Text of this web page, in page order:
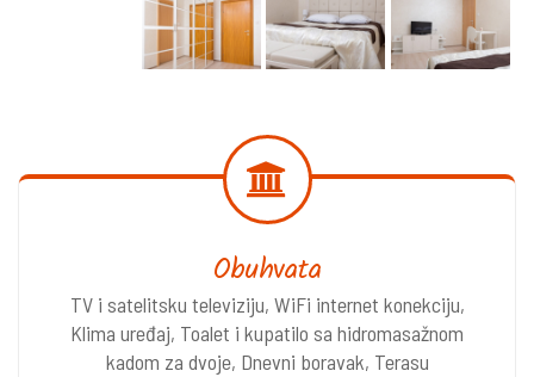
Obuhvata
TV i satelitsku televiziju, WiFi internet konekciju,
Klima uređaj, Toalet i kupatilo sa hidromasažnom
kadom za dvoje, Dnevni boravak, Terasu